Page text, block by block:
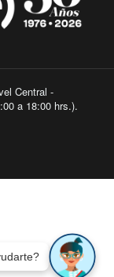
Central -
a 18:00 hrs.).